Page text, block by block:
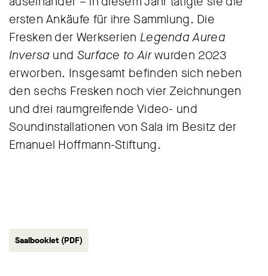
ersten Ankäufe für ihre Sammlung. Die
Fresken der Werkserien Legenda Aurea
Inversa und Surface to Airwurden 2023
erworben. Insgesamt befinden sich neben
den sechs Fresken noch vier Zeichnungen
und drei raumgreifende Video- und
Soundinstallationen von Sala im Besitz der
Emanuel Hoffmann-Stiftung.
Saalbooklet (PDF)